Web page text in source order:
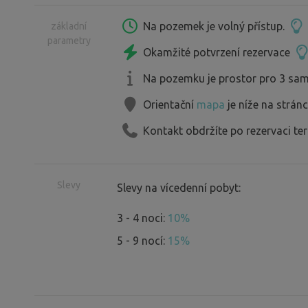
toaleta. Připravujeme přípojku 230V a
Pokud by Vás v rámci party či
se zeptat" a rezervace je možné
obytných aut a karavanů . Nebo malý
základní
parametry
Na pozemek je volný přístup.
Okamžité potvrzení rezervace
Na pozemku je prostor pro 3
Orientační mapa je níže na
Kontakt obdržíte po rezervaci
Slevy Slevy na vícedenní pobyt:
3 - 4 noci: 10%
5 - 9 nocí: 15%